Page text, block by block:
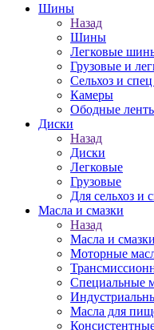
Шины
Назад
Шины
Легковые
Грузовые и
Сельхоз и
Камеры
Ободные
Диски
Назад
Диски
Легковые
Грузовые
Для сельхоз и
Масла и смазки
Назад
Масла и смазки
Моторные
Специальные
Масла для